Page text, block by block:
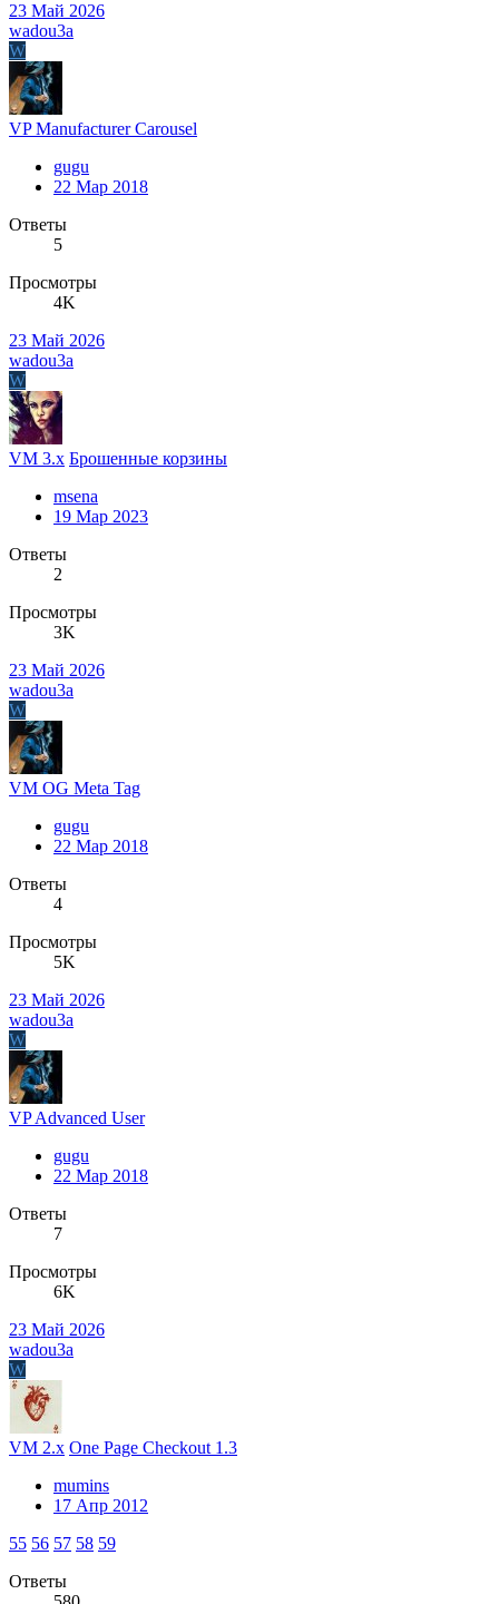
23 Май 2026
wadou3a
W
VP Manufacturer Carousel
gugu
22 Мар 2018
Ответы
5
Просмотры
4K
23 Май 2026
wadou3a
W
VM 3.x Брошенные корзины
msena
19 Мар 2023
Ответы
2
Просмотры
3K
23 Май 2026
wadou3a
W
VM OG Meta Tag
gugu
22 Мар 2018
Ответы
4
Просмотры
5K
23 Май 2026
wadou3a
W
VP Advanced User
gugu
22 Мар 2018
Ответы
7
Просмотры
6K
23 Май 2026
wadou3a
W
VM 2.x One Page Checkout 1.3
mumins
17 Апр 2012
55 56 57 58 59
Ответы